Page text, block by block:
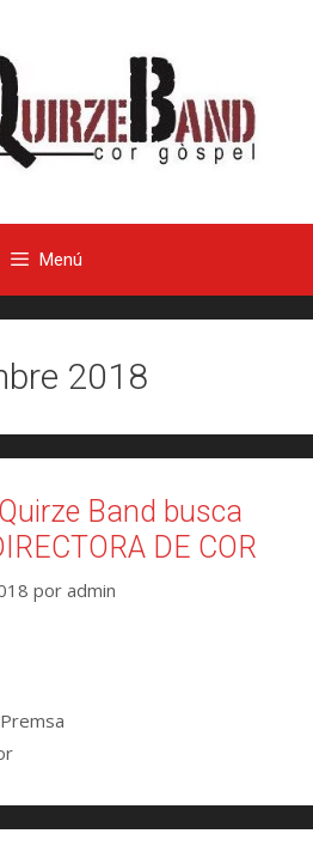
Menú
2018
Band busca
DE COR
por admin